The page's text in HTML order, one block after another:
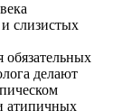
слизистых
делают
атипичных